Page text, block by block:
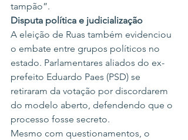
tampão”.
Disputa política e judicialização
A eleição de Ruas também evidenciou
o embate entre grupos políticos no
estado. Parlamentares aliados do ex-
prefeito Eduardo Paes (PSD) se
retiraram da votação por discordarem
do modelo aberto, defendendo que o
processo fosse secreto.
Mesmo com questionamentos, o